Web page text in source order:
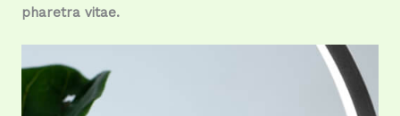
pharetra vitae.